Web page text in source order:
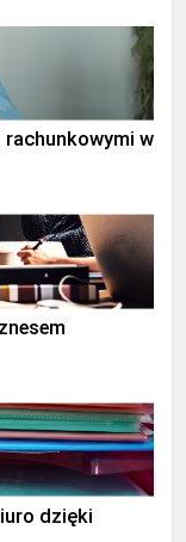
w
dzięki